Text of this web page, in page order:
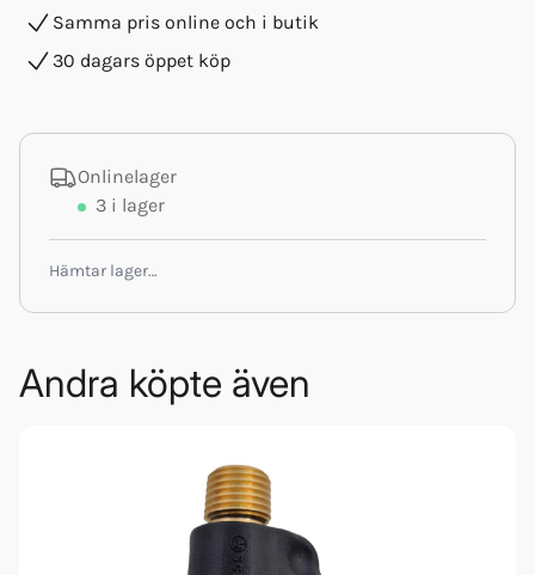
Samma pris online och i butik
30 dagars öppet köp
Onlinelager
3 i lager
Hämtar lager…
Andra köpte även